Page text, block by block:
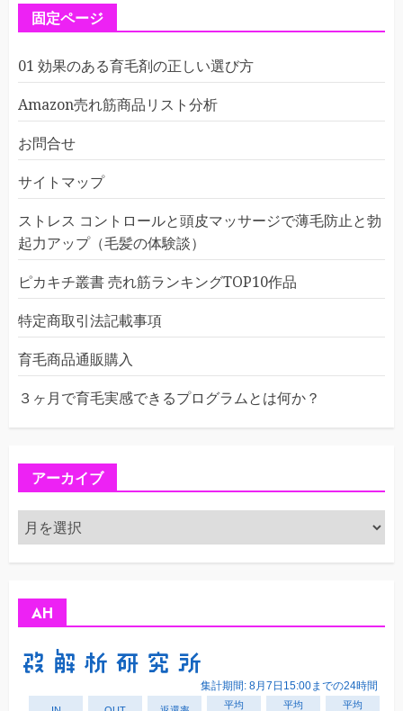
固定ページ
01 効果のある育毛剤の正しい選び方
Amazon売れ筋商品リスト分析
お問合せ
サイトマップ
ストレス コントロールと頭皮マッサージで薄毛防止と勃
起力アップ（毛髪の体験談）
ピカキチ叢書 売れ筋ランキングTOP10作品
特定商取引法記載事項
育毛商品通販購入
３ヶ月で育毛実感できるプログラムとは何か？
アーカイブ
ア
ー
カ
AH